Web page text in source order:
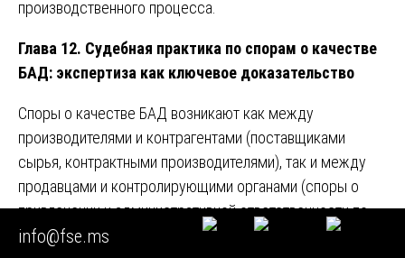
производственного процесса.
Глава 12. Судебная практика по спорам о качестве
БАД: экспертиза как ключевое доказательство
Споры о качестве БАД возникают как между
производителями и контрагентами (поставщиками
сырья, контрактными производителями), так и между
продавцами и контролирующими органами (споры о
привлечении к административной ответственности по
ст. 14.43 КоАП РФ). В обеих категориях дел
анализ
info@fse.ms